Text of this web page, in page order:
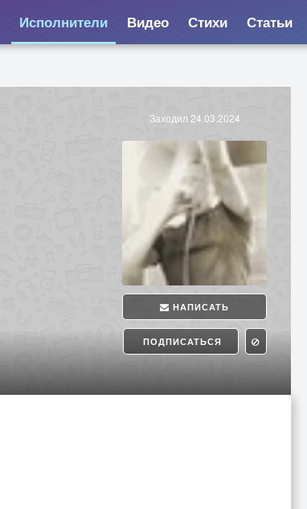
Исполнители Видео Стихи Статьи
Заходил 24.03.2024
НАПИСАТЬ
ПОДПИСАТЬСЯ